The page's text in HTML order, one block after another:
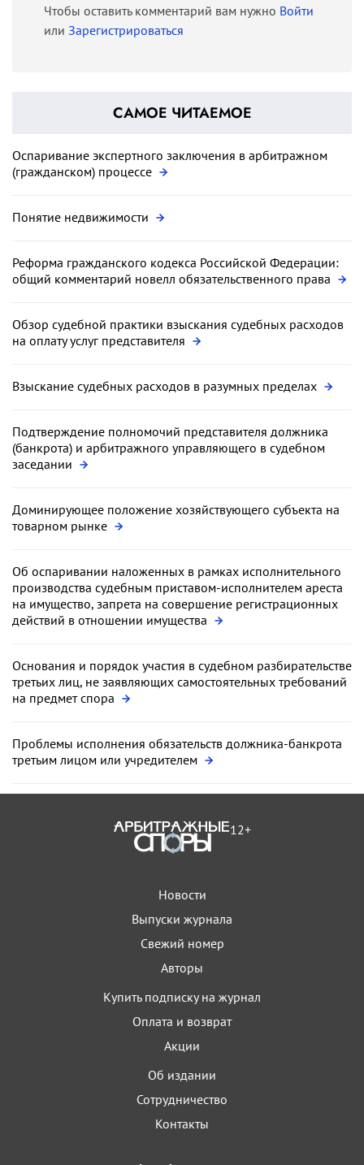
Чтобы оставить комментарий вам нужно Войти
или Зарегистрироваться
САМОЕ ЧИТАЕМОЕ
Оспаривание экспертного заключения в арбитражном
(гражданском) процессе
Понятие недвижимости
Реформа гражданского кодекса Российской Федерации:
общий комментарий новелл обязательственного права
Обзор судебной практики взыскания судебных расходов
на оплату услуг представителя
Взыскание судебных расходов в разумных пределах
Подтверждение полномочий представителя должника
(банкрота) и арбитражного управляющего в судебном
заседании
Доминирующее положение хозяйствующего субъекта на
товарном рынке
Об оспаривании наложенных в рамках исполнительного
производства судебным приставом-исполнителем ареста
на имущество, запрета на совершение регистрационных
действий в отношении имущества
Основания и порядок участия в судебном разбирательстве
третьих лиц, не заявляющих самостоятельных требований
на предмет спора
Проблемы исполнения обязательств должника-банкрота
третьим лицом или учредителем
12+
Новости
Выпуски журнала
Свежий номер
Авторы
Купить подписку на журнал
Оплата и возврат
Акции
Об издании
Сотрудничество
Контакты